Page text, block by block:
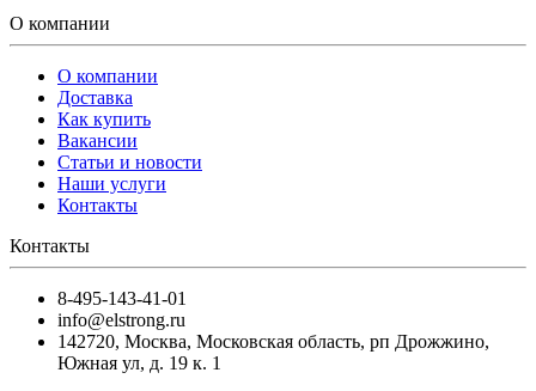
О компании
О компании
Доставка
Как купить
Вакансии
Статьи и новости
Наши услуги
Контакты
Контакты
8-495-143-41-01
info@elstrong.ru
142720, Москва, Московская область, рп Дрожжино,
Южная ул, д. 19 к. 1